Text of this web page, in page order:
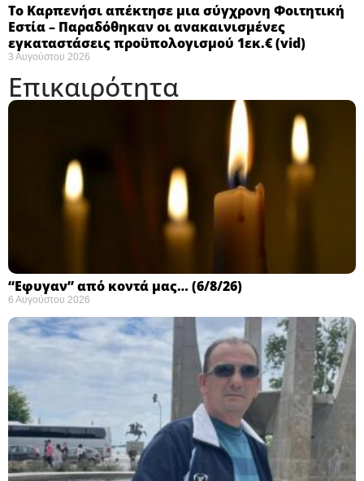
Το Καρπενήσι απέκτησε μια σύγχρονη Φοιτητική
Εστία – Παραδόθηκαν οι ανακαινισμένες
εγκαταστάσεις προϋπολογισμού 1εκ.€ (vid)
3 Αυγούστου 2026
Επικαιρότητα
“Εφυγαν” από κοντά μας… (6/8/26)
6 Αυγούστου 2026